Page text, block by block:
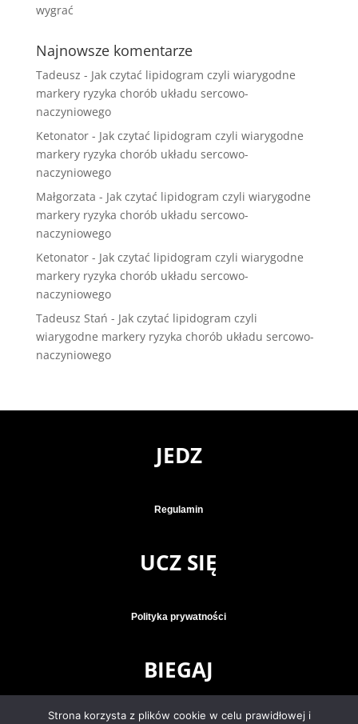
wygrać
Najnowsze komentarze
Tadeusz - Jak czytać lipidogram czyli wiarygodne
markery ryzyka chorób układu sercowo-
naczyniowego
Ketonator- Jak czytać lipidogram czyli wiarygodne
markery ryzyka chorób układu sercowo-
naczyniowego
Małgorzata - Jak czytać lipidogram czyli wiarygodne
markery ryzyka chorób układu sercowo-
naczyniowego
Ketonator- Jak czytać lipidogram czyli wiarygodne
markery ryzyka chorób układu sercowo-
naczyniowego
Tadeusz Stań - Jak czytać lipidogram czyli
wiarygodne markery ryzyka chorób układu sercowo-
naczyniowego
JEDZ
Regulamin
UCZ SIĘ
Polityka prywatności
BIEGAJ
Strona korzysta z plików cookie w celu prawidłowej i